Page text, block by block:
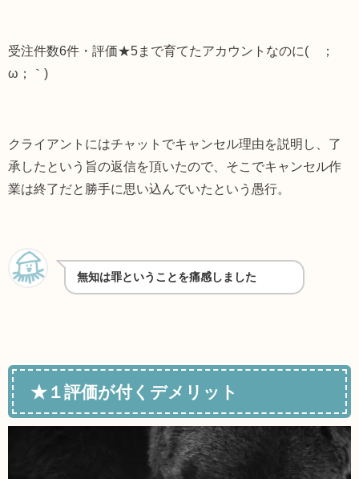
受注件数6件・評価★5まで育てたアカウントなのに(´；
ω；｀)
クライアントにはチャットでキャンセル理由を説明し、了
承したという旨の返信を頂いたので、そこでキャンセル作
業は終了だと勝手に思い込んでいたという愚行。
無知は罪ということを痛感しました
★１評価が付くデメリット